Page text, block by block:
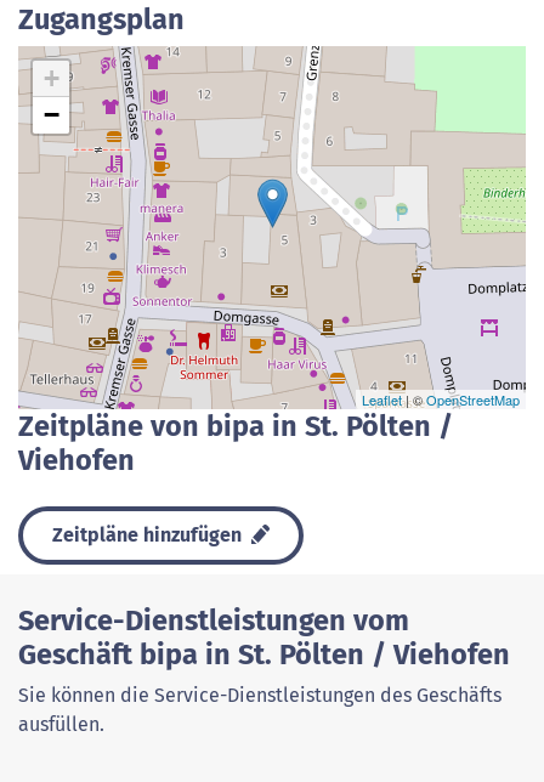
Zugangsplan
+
−
Leaflet| ©OpenStreetMap
Zeitpläne von bipa in St. Pölten /
Viehofen
Zeitpläne hinzufügen
Service-Dienstleistungen vom
Geschäft bipa in St. Pölten / Viehofen
Sie können die Service-Dienstleistungen des Geschäfts
ausfüllen.